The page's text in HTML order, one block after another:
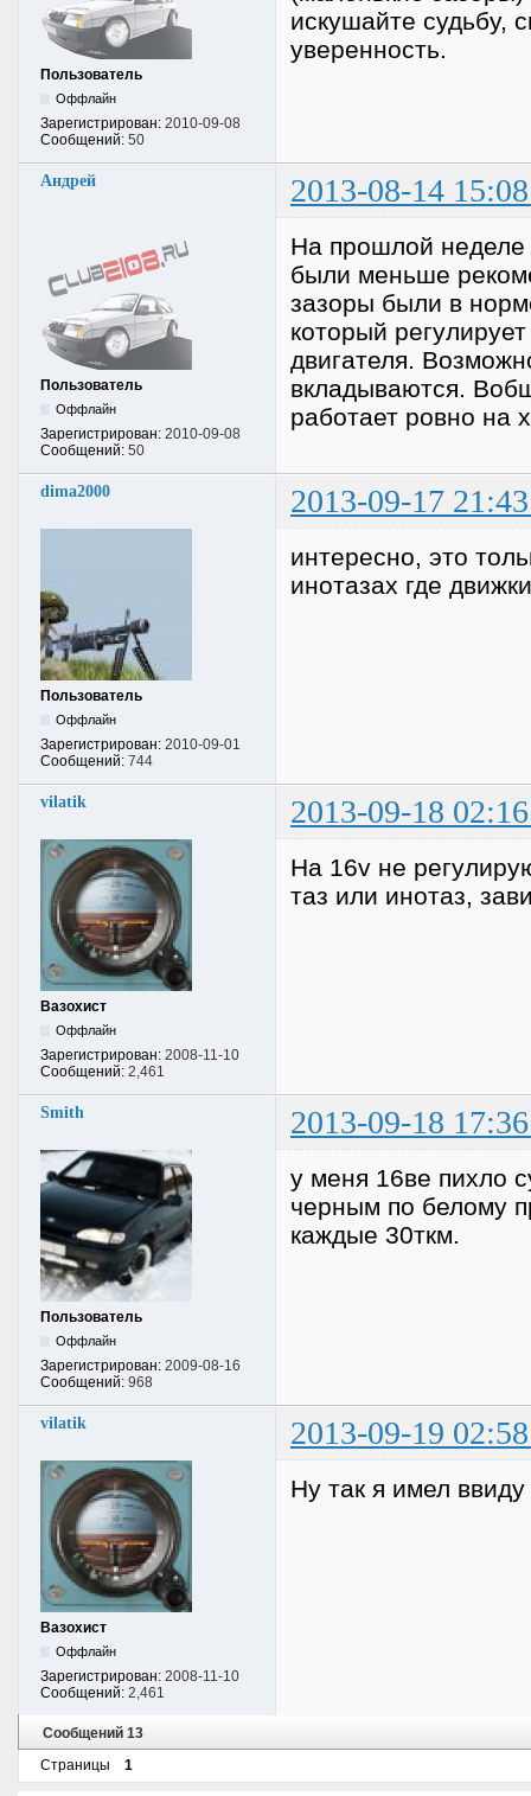
Пользователь
Оффлайн
Зарегистрирован: 2010-09-08
Сообщений: 50
искушайте судьбу,
уверенность.
Андрей 2013-08-14
Пользователь
Оффлайн
Зарегистрирован: 2010-09-08
Сообщений: 50
На прошлой неделе
были меньше
зазоры были в
который
двигателя.
вкладываются.
работает ровно на
dima2000 2013-09-17
Пользователь
Оффлайн
Зарегистрирован: 2010-09-01
Сообщений: 744
интересно, это
инотазах где
vilatik 2013-09-18
Вазохист
Оффлайн
Зарегистрирован: 2008-11-10
Сообщений: 2,461
На 16v не
таз или инотаз,
Smith 2013-09-18
Пользователь
Оффлайн
Зарегистрирован: 2009-08-16
Сообщений: 968
у меня 16ве пихло
черным по белому
каждые 30ткм.
vilatik 2013-09-19
Вазохист
Оффлайн
Зарегистрирован: 2008-11-10
Сообщений: 2,461
Ну так я имел
Сообщений 13
Страницы
1